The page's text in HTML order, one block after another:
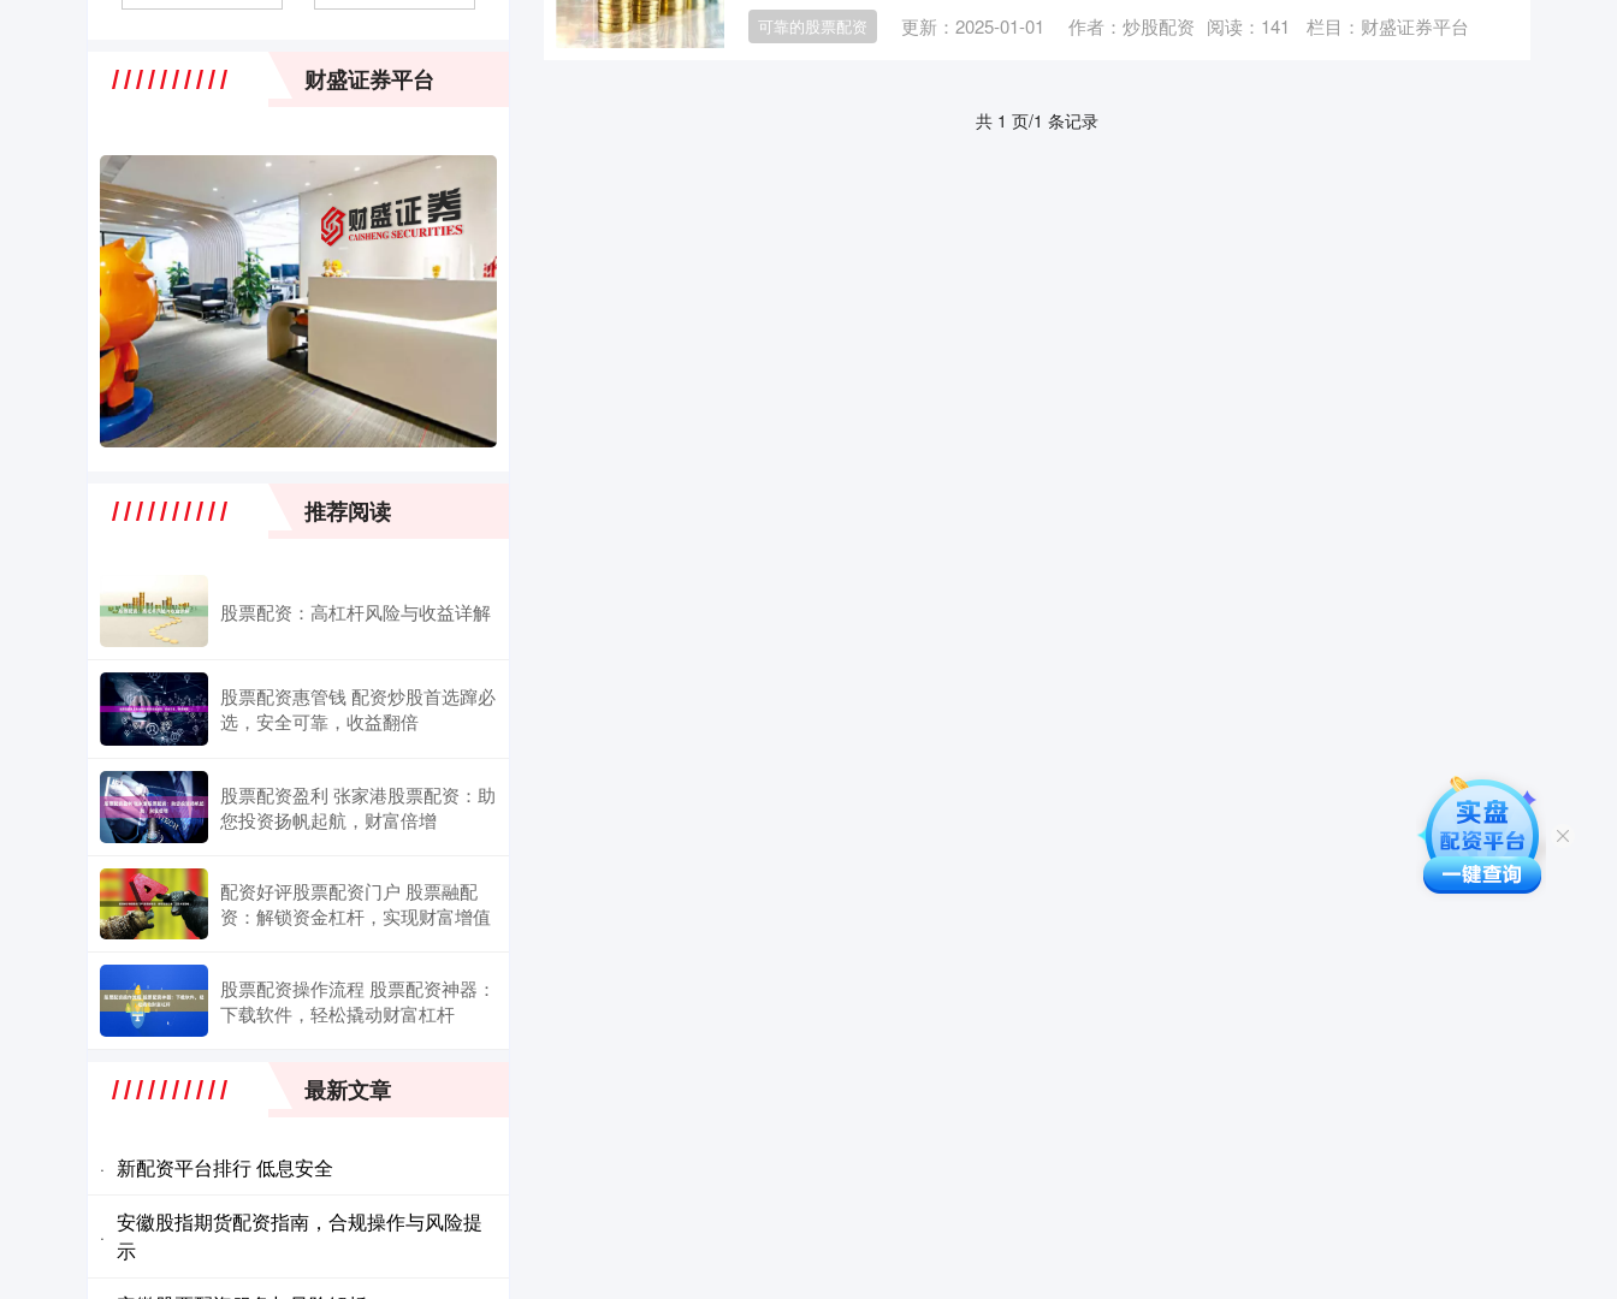
可靠的股票配资 更新：2025-01-01 作者：炒股配资 阅读： 141 栏目： 财盛证券平台
共 1 页/1 条记录
财盛证券平台
推荐阅读
股票配资：高杠杆风险与收益详解
股票配资惠管钱 配资炒股首选蹿必
选，安全可靠，收益翻倍
股票配资盈利 张家港股票配资：助
您投资扬帆起航，财富倍增
配资好评股票配资门户 股票融配
资：解锁资金杠杆，实现财富增值
股票配资操作流程 股票配资神器：
下载软件，轻松撬动财富杠杆
最新文章
· 新配资平台排行 低息安全
·
安徽股指期货配资指南，合规操作与风险提
示